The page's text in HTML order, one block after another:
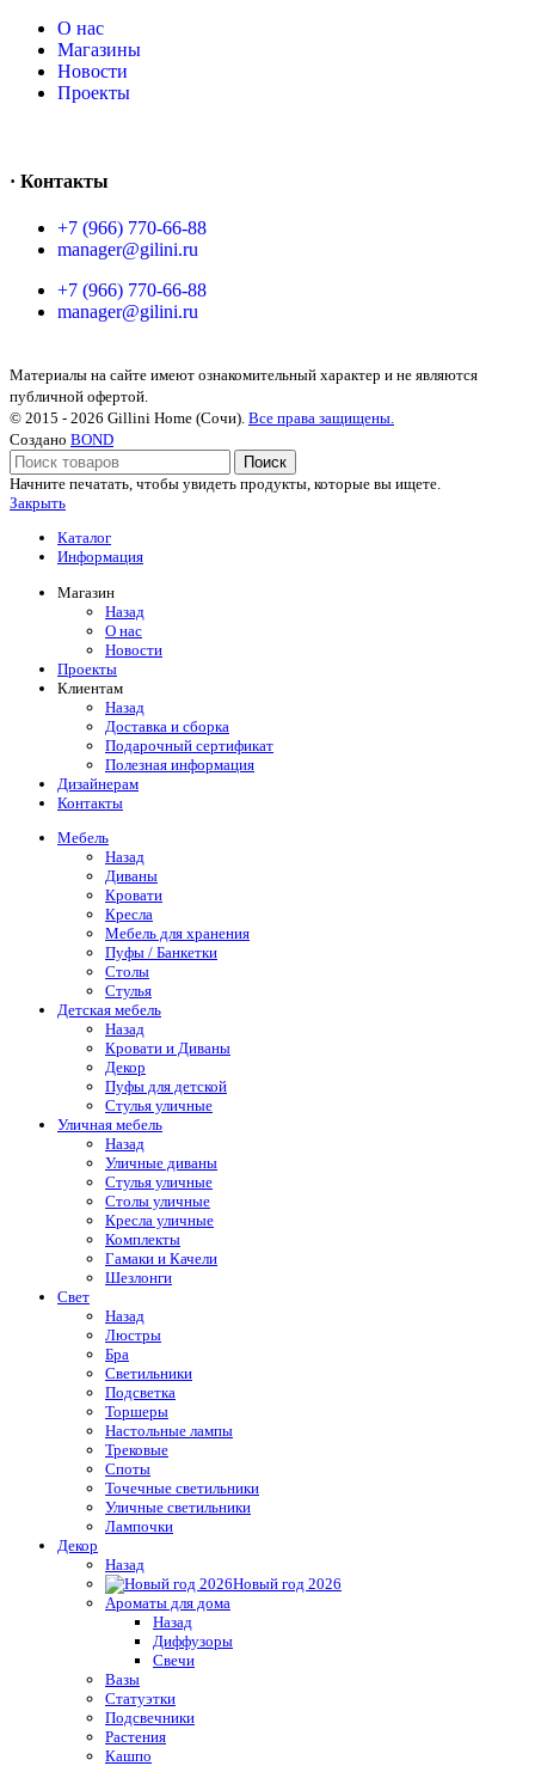
О нас
Магазины
Новости
Проекты
· Контакты
+7 (966) 770-66-88
manager@gilini.ru
+7 (966) 770-66-88
manager@gilini.ru
Материалы на сайте имеют ознакомительный характер и не являются
публичной офертой.
© 2015 - 2026 Gillini Home (Сочи). Все права защищены.
Создано BOND
Поиск
Начните печатать, чтобы увидеть продукты, которые вы ищете.
Закрыть
Каталог
Информация
Магазин
Назад
О нас
Новости
Проекты
Клиентам
Назад
Доставка и сборка
Подарочный сертификат
Полезная информация
Дизайнерам
Контакты
Мебель
Назад
Диваны
Кровати
Кресла
Мебель для хранения
Пуфы / Банкетки
Столы
Стулья
Детская мебель
Назад
Кровати и Диваны
Декор
Пуфы для детской
Стулья уличные
Уличная мебель
Назад
Уличные диваны
Стулья уличные
Столы уличные
Кресла уличные
Комплекты
Гамаки и Качели
Шезлонги
Свет
Назад
Люстры
Бра
Светильники
Подсветка
Торшеры
Настольные лампы
Трековые
Споты
Точечные светильники
Уличные светильники
Лампочки
Декор
Назад
Новый год 2026
Ароматы для дома
Назад
Диффузоры
Свечи
Вазы
Статуэтки
Подсвечники
Растения
Кашпо